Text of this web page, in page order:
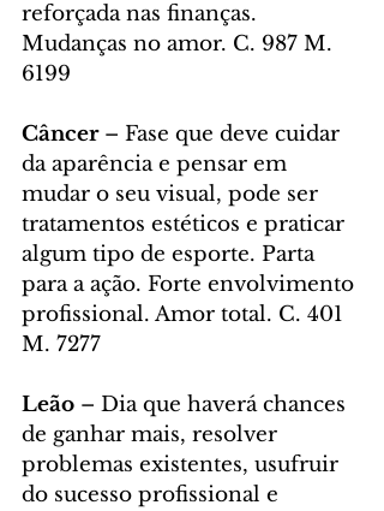
reforçada nas finanças.
Mudanças no amor. C. 987 M.
6199
Câncer – Fase que deve cuidar
da aparência e pensar em
mudar o seu visual, pode ser
tratamentos estéticos e praticar
algum tipo de esporte. Parta
para a ação. Forte envolvimento
profissional. Amor total. C. 401
M. 7277
Leão – Dia que haverá chances
de ganhar mais, resolver
problemas existentes, usufruir
do sucesso profissional e